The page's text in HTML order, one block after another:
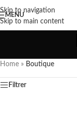
Skip to navigation
Skip to main content
MENU
Home » Boutique
Filtrer